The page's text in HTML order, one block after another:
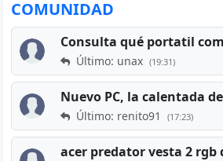
COMUNIDAD
Consulta qué portatil
Último: unax (19:31)
Nuevo PC, la calentada
Último: renito91 (17:23)